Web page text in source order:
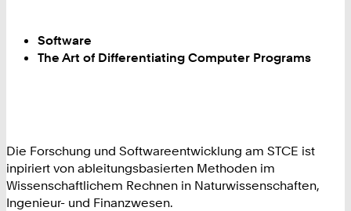
Software
The Art of Differentiating Computer Programs
Die Forschung und Softwareentwicklung am STCE ist
inpiriert von ableitungsbasierten Methoden im
Wissenschaftlichem Rechnen in Naturwissenschaften,
Ingenieur- und Finanzwesen.